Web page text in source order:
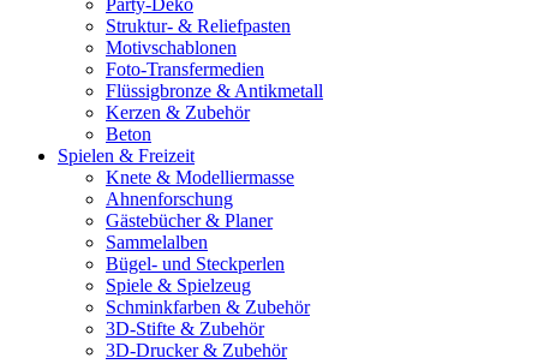
Party-Deko
Struktur- & Reliefpasten
Motivschablonen
Foto-Transfermedien
Flüssigbronze & Antikmetall
Kerzen & Zubehör
Beton
Spielen & Freizeit
Knete & Modelliermasse
Ahnenforschung
Gästebücher & Planer
Sammelalben
Bügel- und Steckperlen
Spiele & Spielzeug
Schminkfarben & Zubehör
3D-Stifte & Zubehör
3D-Drucker & Zubehör